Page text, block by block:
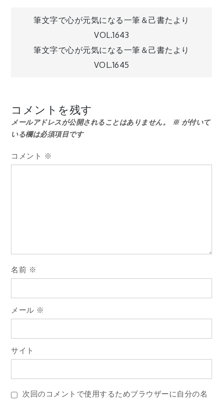
投
稿
ビ
ゲ
ー
筆文字で心が元気になる一筆＆己書たより
VOL.1643
筆文字で心が元気になる一筆＆己書たより
VOL.1645
コメントを残す
メールアドレスが公開されることはありません。 ※が付いて
いる欄は必須項目です
コメント ※
名前 ※
メール ※
サイト
次回のコメントで使用するためブラウザーに自分の名